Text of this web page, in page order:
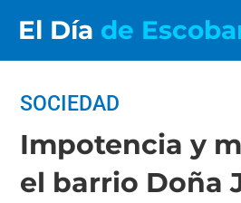
El Día de
SOCIEDAD
Impotencia y
el barrio Doña